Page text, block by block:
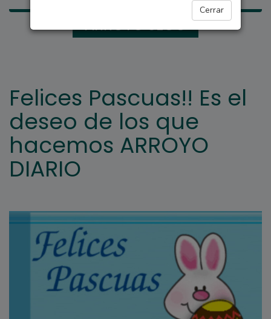
Cerrar
ARROYO SECO
Felices Pascuas!! Es el
deseo de los que
hacemos ARROYO
DIARIO